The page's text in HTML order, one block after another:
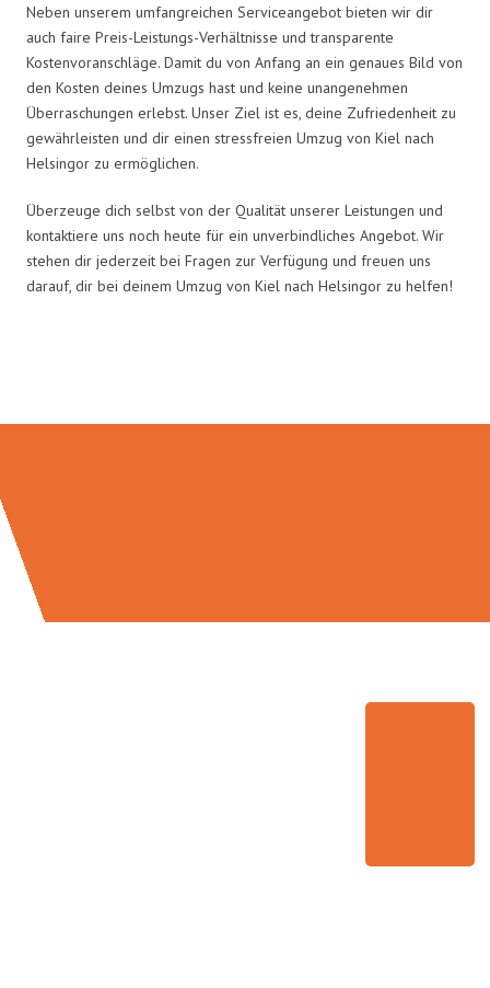
Neben unserem umfangreichen Serviceangebot bieten wir dir
auch faire Preis-Leistungs-Verhältnisse und transparente
Kostenvoranschläge. Damit du von Anfang an ein genaues Bild von
den Kosten deines Umzugs hast und keine unangenehmen
Überraschungen erlebst. Unser Ziel ist es, deine Zufriedenheit zu
gewährleisten und dir einen stressfreien Umzug von Kiel nach
Helsingor zu ermöglichen.
Überzeuge dich selbst von der Qualität unserer Leistungen und
kontaktiere uns noch heute für ein unverbindliches Angebot. Wir
stehen dir jederzeit bei Fragen zur Verfügung und freuen uns
darauf, dir bei deinem Umzug von Kiel nach Helsingor zu helfen!